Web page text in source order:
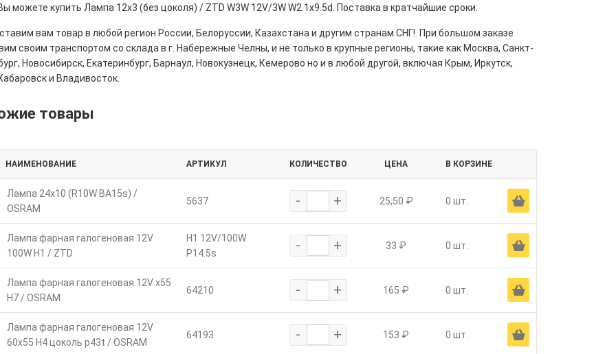
можете купить Лампа 12х3 (без цоколя) / ZTD W3W 12V/3W W2.1x9.5d. Поставка в кратчайшие сроки.
вам товар в любой регион России, Белоруссии, Казахстана и другим странам СНГ!. При большом заказе
своим транспортом со склада в г. Набережные Челны, и не только в крупные регионы, такие как Москва, Санкт-
Новосибирск, Екатеринбург, Барнаул, Новокузнецк, Кемерово но и в любой другой, включая Крым, Иркутск,
и Владивосток.
товары
НАИМЕНОВАНИЕ АРТИКУЛ КОЛИЧЕСТВО ЦЕНА В КОРЗИНЕ
Лампа 24х10 (R10W BA15s) /
OSRAM
5637 - + 25,50 ₽ 0 шт. Ä
Лампа фарная галогеновая 12V
100W Н1 / ZTD
H1 12V/100W
P14.5s
- + 33 ₽ 0 шт. Ä
Лампа фарная галогеновая 12V х55
Н7 / OSRAM
64210 - + 165 ₽ 0 шт. Ä
Лампа фарная галогеновая 12V
60х55 Н4 цоколь p43t / OSRAM
64193 - + 153 ₽ 0 шт. Ä